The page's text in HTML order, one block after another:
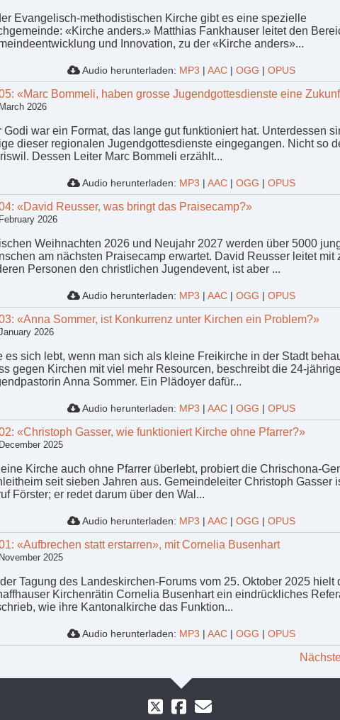
Evangelisch-methodistischen Kirche gibt es eine spezielle
«Kirche anders.» Matthias Fankhauser leitet den
und Innovation, zu der «Kirche anders»...
Audio herunterladen: MP3 | AAC | OGG | OPUS
«Marc Bommeli, haben grosse Jugendgottesdienste eine
2026
Godi war ein Format, das lange gut funktioniert hat. Unterdessen
dieser regionalen Jugendgottesdienste eingegangen. Nicht so
Dessen Leiter Marc Bommeli erzählt...
Audio herunterladen: MP3 | AAC | OGG | OPUS
«David Reusser, was bringt das Praisecamp?»
2026
Weihnachten 2026 und Neujahr 2027 werden über 5000
am nächsten Praisecamp erwartet. David Reusser leitet mit
Personen den christlichen Jugendevent, ist aber ...
Audio herunterladen: MP3 | AAC | OGG | OPUS
«Anna Sommer, ist Konkurrenz unter Kirchen ein Problem?»
2026
es sich lebt, wenn man sich als kleine Freikirche in der Stadt
gegen Kirchen mit viel mehr Resourcen, beschreibt die 24-
Anna Sommer. Ein Plädoyer dafür...
Audio herunterladen: MP3 | AAC | OGG | OPUS
«Christoph Gasser, wie funktioniert Kirche ohne Pfarrer?»
2025
Kirche auch ohne Pfarrer überlebt, probiert die Chrischona-
seit sieben Jahren aus. Gemeindeleiter Christoph Gasser
Förster; er redet darum über den Wal...
Audio herunterladen: MP3 | AAC | OGG | OPUS
«Aufbrechen statt erstarren», mit Cornelia Busenhart
2025
Tagung des Landeskirchen-Forums vom 25. Oktober 2025 hielt
Kirchenrätin Cornelia Busenhart ein eindrückliches
wie ihre Kantonalkirche das Funktion...
Audio herunterladen: MP3 | AAC | OGG | OPUS